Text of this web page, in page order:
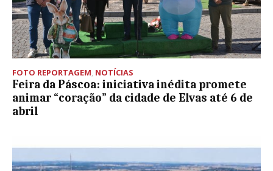
FOTO REPORTAGEM, NOTÍCIAS
Feira da Páscoa: iniciativa inédita promete
animar “coração” da cidade de Elvas até 6 de
abril